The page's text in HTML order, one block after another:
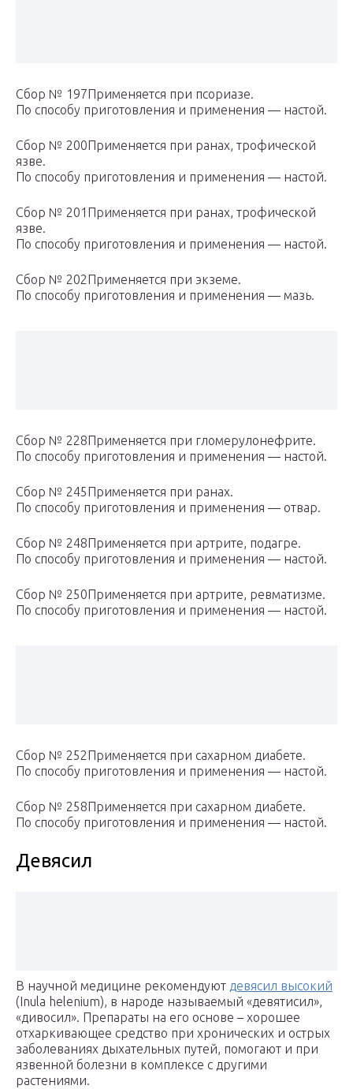
Сбор № 197Применяется при псориазе.
По способу приготовления и применения — настой.
Сбор № 200Применяется при ранах, трофической
язве.
По способу приготовления и применения — настой.
Сбор № 201Применяется при ранах, трофической
язве.
По способу приготовления и применения — настой.
Сбор № 202Применяется при экземе.
По способу приготовления и применения — мазь.
Сбор № 228Применяется при гломерулонефрите.
По способу приготовления и применения — настой.
Сбор № 245Применяется при ранах.
По способу приготовления и применения — отвар.
Сбор № 248Применяется при артрите, подагре.
По способу приготовления и применения — настой.
Сбор № 250Применяется при артрите, ревматизме.
По способу приготовления и применения — настой.
Сбор № 252Применяется при сахарном диабете.
По способу приготовления и применения — настой.
Сбор № 258Применяется при сахарном диабете.
По способу приготовления и применения — настой.
Девясил
В научной медицине рекомендуют девясил высокий
(Inula helenium), в народе называемый «девятисил»,
«дивосил». Препараты на его основе – хорошее
отхаркивающее средство при хронических и острых
заболеваниях дыхательных путей, помогают и при
язвенной болезни в комплексе с другими
растениями.